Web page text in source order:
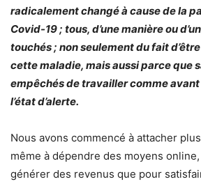
radicalement changé à cause de la
Covid-19 ; tous, d’une manière ou
touchés ; non seulement du fait
cette maladie, mais aussi parce que
empêchés de travailler comme
l’état d’alerte.
Nous avons commencé à attacher
même à dépendre des moyens
générer des revenus que pour